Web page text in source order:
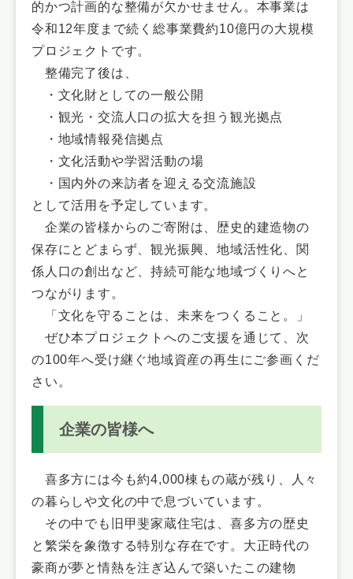
的かつ計画的な整備が欠かせません。本事業は
令和12年度まで続く総事業費約10億円の大規模
プロジェクトです。
整備完了後は、
・文化財としての一般公開
・観光・交流人口の拡大を担う観光拠点
・地域情報発信拠点
・文化活動や学習活動の場
・国内外の来訪者を迎える交流施設
として活用を予定しています。
企業の皆様からのご寄附は、歴史的建造物の
保存にとどまらず、観光振興、地域活性化、関
係人口の創出など、持続可能な地域づくりへと
つながります。
「文化を守ることは、未来をつくること。」
ぜひ本プロジェクトへのご支援を通じて、次
の100年へ受け継ぐ地域資産の再生にご参画くだ
さい。
企業の皆様へ
喜多方には今も約4,000棟もの蔵が残り、人々
の暮らしや文化の中で息づいています。
その中でも旧甲斐家蔵住宅は、喜多方の歴史
と繁栄を象徴する特別な存在です。大正時代の
豪商が夢と情熱を注ぎ込んで築いたこの建物